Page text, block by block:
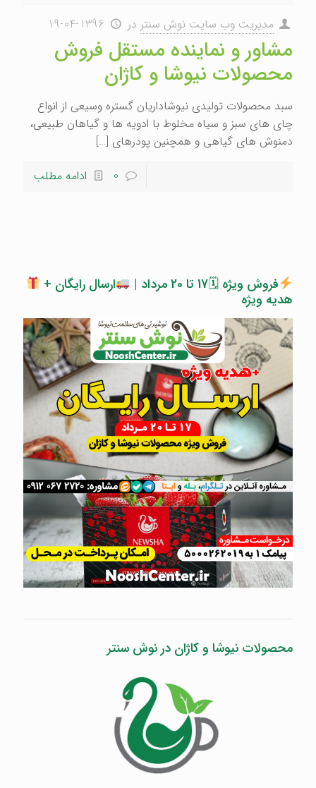
مدیریت وب سایت نوش سنتر در 1396-04-19
مشاور و نماینده مستقل فروش
محصولات نیوشا و کاژان
سبد محصولات تولیدی نیوشاداریان گستره وسیعی از انواع
چای های سبز و سیاه مخلوط با ادویه ها و گیاهان طبیعی،
دمنوش های گیاهی و همچنین پودرهای […]
0
ادامه مطلب
فروش ویژه 🗓17 تا 20 مرداد | ارسال رایگان +
هدیه ویژه
محصولات نیوشا و کاژان در نوش سنتر